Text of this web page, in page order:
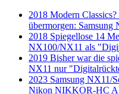
2018 Modern
übermorgen: Samsung
2018 Spiegellose 14
NX100/NX11 als
2019 Bisher war die
NX11 nur
2023 Samsung NX11/
Nikon NIKKOR-HC